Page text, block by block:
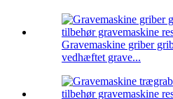
Gravemaskine griber
vedhæftet grave...